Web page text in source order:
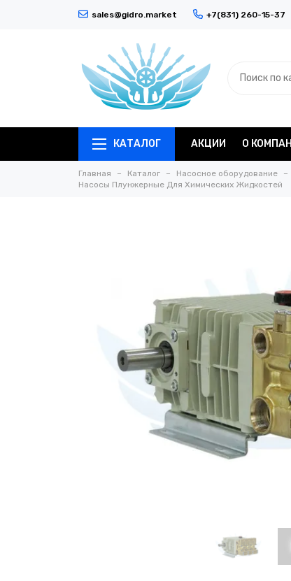
sales@gidro.market +7(831) 260-15-37
КАТАЛОГ АКЦИИ О
Главная Каталог Насосное оборудование
Насосы Плунжерные Для Химических Жидкостей